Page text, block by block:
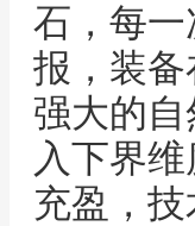
石，每
报，装
强大的
入下界
充盈，